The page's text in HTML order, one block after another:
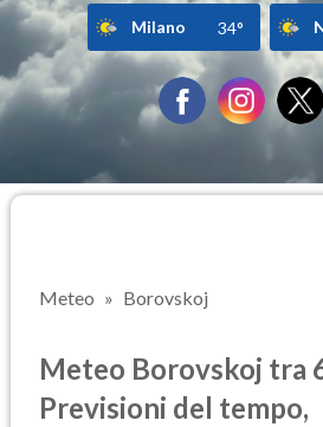
Milano 34°
Meteo Borovskoj
Meteo Borovskoj tra
Previsioni del tempo,